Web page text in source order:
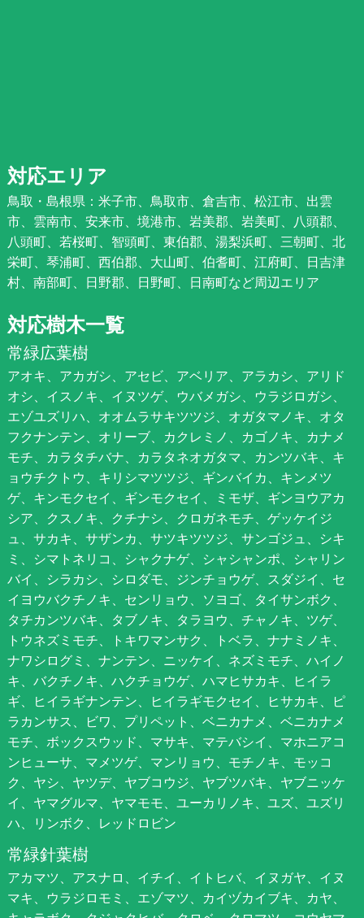
対応エリア
鳥取・島根県：米子市、鳥取市、倉吉市、松江市、出雲
市、雲南市、安来市、境港市、岩美郡、岩美町、八頭郡、
八頭町、若桜町、智頭町、東伯郡、湯梨浜町、三朝町、北
栄町、琴浦町、西伯郡、大山町、伯耆町、江府町、日吉津
村、南部町、日野郡、日野町、日南町など周辺エリア
対応樹木一覧
常緑広葉樹
アオキ、アカガシ、アセビ、アベリア、アラカシ、アリド
オシ、イスノキ、イヌツゲ、ウバメガシ、ウラジロガシ、
エゾユズリハ、オオムラサキツツジ、オガタマノキ、オタ
フクナンテン、オリーブ、カクレミノ、カゴノキ、カナメ
モチ、カラタチバナ、カラタネオガタマ、カンツバキ、キ
ョウチクトウ、キリシマツツジ、ギンバイカ、キンメツ
ゲ、キンモクセイ、ギンモクセイ、ミモザ、ギンヨウアカ
シア、クスノキ、クチナシ、クロガネモチ、ゲッケイジ
ュ、サカキ、サザンカ、サツキツツジ、サンゴジュ、シキ
ミ、シマトネリコ、シャクナゲ、シャシャンポ、シャリン
バイ、シラカシ、シロダモ、ジンチョウゲ、スダジイ、セ
イヨウバクチノキ、センリョウ、ソヨゴ、タイサンボク、
タチカンツバキ、タブノキ、タラヨウ、チャノキ、ツゲ、
トウネズミモチ、トキワマンサク、トベラ、ナナミノキ、
ナワシログミ、ナンテン、ニッケイ、ネズミモチ、ハイノ
キ、バクチノキ、ハクチョウゲ、ハマヒサカキ、ヒイラ
ギ、ヒイラギナンテン、ヒイラギモクセイ、ヒサカキ、ピ
ラカンサス、ビワ、プリペット、ベニカナメ、ベニカナメ
モチ、ボックスウッド、マサキ、マテバシイ、マホニアコ
ンヒューサ、マメツゲ、マンリョウ、モチノキ、モッコ
ク、ヤシ、ヤツデ、ヤブコウジ、ヤブツバキ、ヤブニッケ
イ、ヤマグルマ、ヤマモモ、ユーカリノキ、ユズ、ユズリ
ハ、リンボク、レッドロビン
常緑針葉樹
アカマツ、アスナロ、イチイ、イトヒバ、イヌガヤ、イヌ
マキ、ウラジロモミ、エゾマツ、カイヅカイブキ、カヤ、